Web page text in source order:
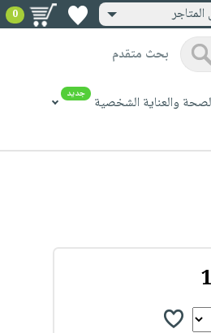
0
بحث متقدم
والعناية الشخصية جديد